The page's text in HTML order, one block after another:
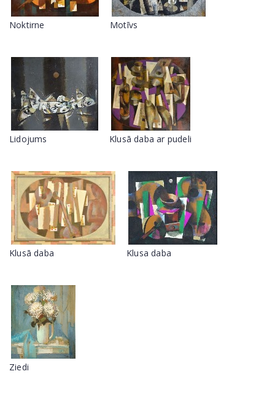
Noktirne Motīvs
Lidojums Klusā daba ar pudeli
Klusā daba Klusa daba
Ziedi